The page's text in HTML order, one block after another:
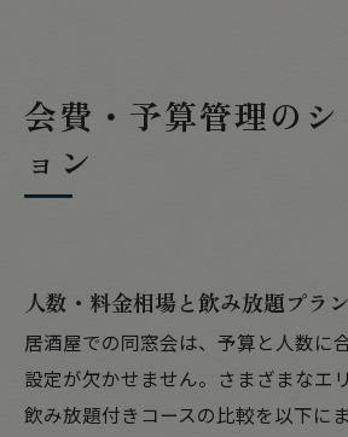
会費・予算管理のシ
ョン
人数・料金相場と飲み放題プラ
居酒屋での同窓会は、予算と人数に
設定が欠かせません。さまざまなエ
飲み放題付きコースの比較を以下に